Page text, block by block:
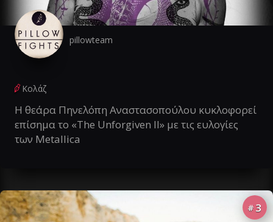
pillowteam
Κολάζ
Η θεάρα Πηνελόπη Αναστασοπούλου κυκλοφορεί
επίσημα το «The Unforgiven II» με τις ευλογίες
των Metallica
# 3